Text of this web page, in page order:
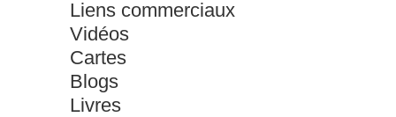
Liens commerciaux
Vidéos
Cartes
Blogs
Livres